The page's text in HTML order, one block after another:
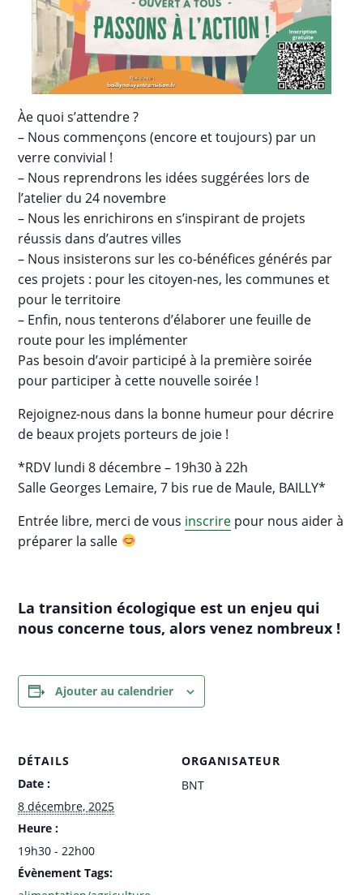
Àe quoi s’attendre ?
– Nous commençons (encore et toujours) par un
verre convivial !
– Nous reprendrons les idées suggérées lors de
l’atelier du 24 novembre
– Nous les enrichirons en s’inspirant de projets
réussis dans d’autres villes
– Nous insisterons sur les co-bénéfices générés par
ces projets : pour les citoyen-nes, les communes et
pour le territoire
– Enfin, nous tenterons d’élaborer une feuille de
route pour les implémenter
Pas besoin d’avoir participé à la première soirée
pour participer à cette nouvelle soirée !
Rejoignez-nous dans la bonne humeur pour décrire
de beaux projets porteurs de joie !
*RDV lundi 8 décembre – 19h30 à 22h
Salle Georges Lemaire, 7 bis rue de Maule, BAILLY*
Entrée libre, merci de vous inscrire pour nous aider à
préparer la salle
La transition écologique est un enjeu qui
nous concerne tous, alors venez nombreux !
Ajouter au calendrier
DÉTAILS
Date :
8 décembre, 2025
Heure :
19h30 - 22h00
Évènement Tags:
ORGANISATEUR
BNT